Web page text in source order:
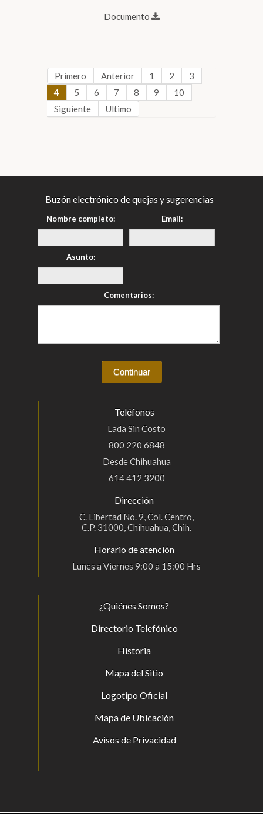
Documento
Primero Anterior 1 2
3
4
5 6 7 8 9
10
Siguiente
Ultimo
Buzón electrónico de quejas y sugerencias
Nombre completo: Email:
Asunto:
Comentarios:
Teléfonos
Lada Sin Costo
800 220 6848
Desde Chihuahua
614 412 3200
Dirección
C. Libertad No. 9, Col. Centro,
C.P. 31000, Chihuahua, Chih.
Horario de atención
Lunes a Viernes 9:00 a 15:00 Hrs
¿Quiénes Somos?
Directorio Telefónico
Historia
Mapa del Sitio
Logotipo Oficial
Mapa de Ubicación
Avisos de Privacidad